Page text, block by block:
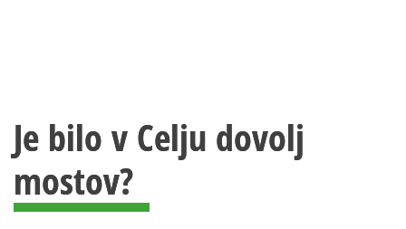
Vloga za upravne namene
Vloga za čitalnico
Vodnik po fondih in zbirkah
Je bilo v Celju dovolj
mostov?